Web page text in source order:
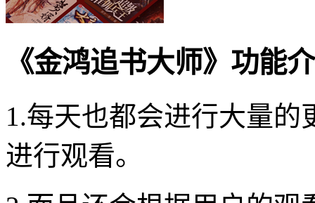
《金鸿追书大师》功能
1.每天也都会进行大量
进行观看。